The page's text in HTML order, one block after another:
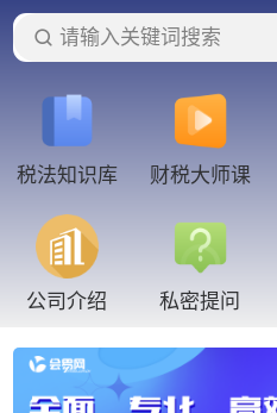
请输入关键词搜索
税法知识库 财税大师课
公司介绍 私密提问